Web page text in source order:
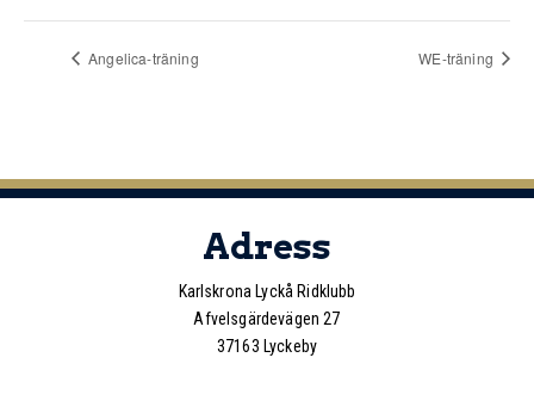
Angelica-träning WE-träning
Adress
Karlskrona Lyckå Ridklubb
Afvelsgärdevägen 27
37163 Lyckeby